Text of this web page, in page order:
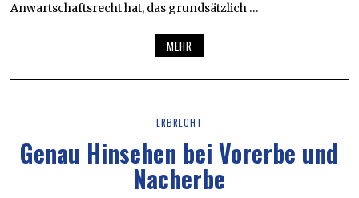
Anwartschaftsrecht hat, das grundsätzlich …
MEHR
ERBRECHT
Genau Hinsehen bei Vorerbe und
Nacherbe